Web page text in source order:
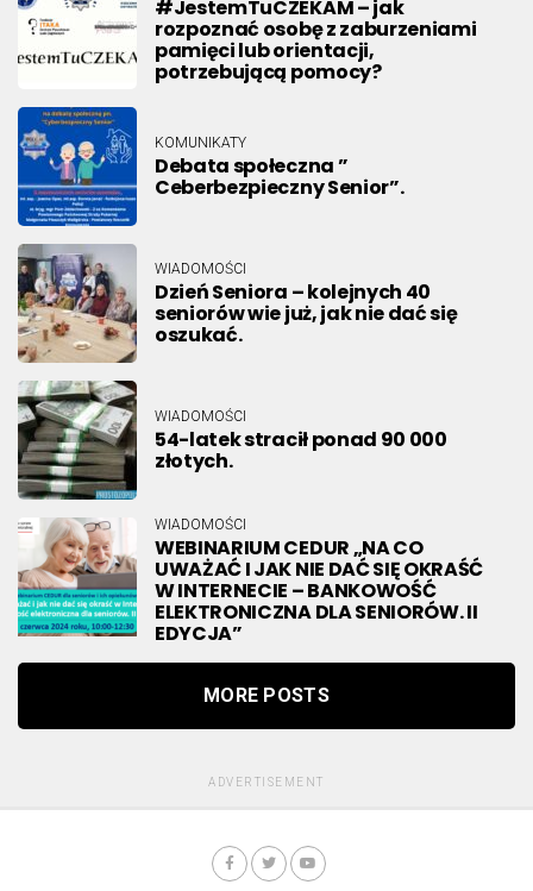
#JestemTuCZEKAM – jak
rozpoznać osobę z zaburzeniami
pamięci lub orientacji,
potrzebującą pomocy?
KOMUNIKATY
Debata społeczna ”
Ceberbezpieczny Senior”.
WIADOMOŚCI
Dzień Seniora – kolejnych 40
seniorów wie już, jak nie dać się
oszukać.
WIADOMOŚCI
54-latek stracił ponad 90 000
złotych.
WIADOMOŚCI
WEBINARIUM CEDUR „NA CO
UWAŻAĆ I JAK NIE DAĆ SIĘ OKRAŚĆ
W INTERNECIE – BANKOWOŚĆ
ELEKTRONICZNA DLA SENIORÓW. II
EDYCJA”
MORE POSTS
ADVERTISEMENT